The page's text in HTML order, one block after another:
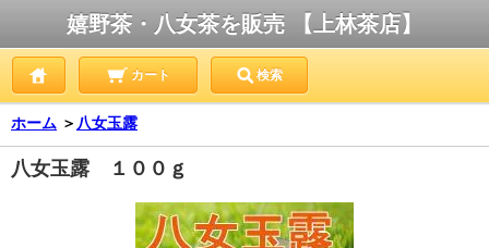
嬉野茶・八女茶を販売 【上林茶店】
カート 検索
ホーム ＞ 八女玉露
八女玉露 １００ｇ